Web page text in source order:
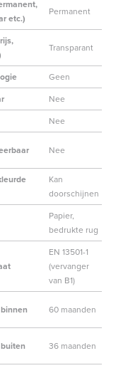
etc.)
Permanent
Transparant
Geen
Nee
Nee
Nee
Kan
doorschijnen
Papier,
bedrukte rug
EN 13501-1
(vervanger
van B1)
60 maanden
36 maanden